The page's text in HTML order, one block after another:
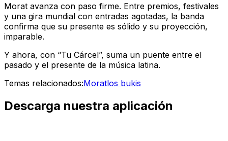
Morat avanza con paso firme. Entre premios, festivales
y una gira mundial con entradas agotadas, la banda
confirma que su presente es sólido y su proyección,
imparable.
Y ahora, con “Tu Cárcel”, suma un puente entre el
pasado y el presente de la música latina.
Temas relacionados:Moratlos bukis
Descarga nuestra aplicación